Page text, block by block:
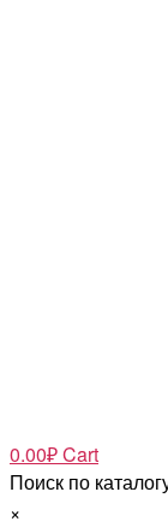
0.00₽Cart
Поиск по
×